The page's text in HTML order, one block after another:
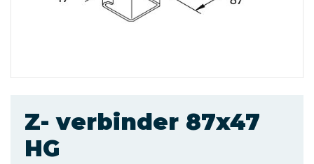
Z- verbinder 87x47
HG